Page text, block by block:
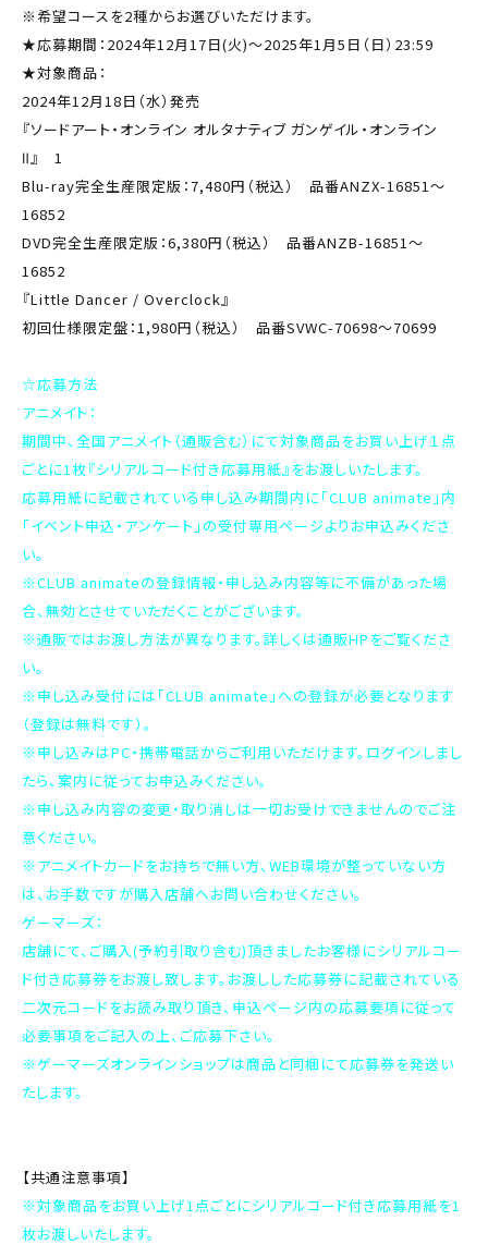
※希望コースを2種からお選びいただけます。
★応募期間：2024年12月17日(火)～2025年1月5日（日）23:59
★対象商品：
2024年12月18日（水）発売
『ソードアート・オンライン オルタナティブ ガンゲイル・オンライン
Ⅱ』 1
Blu-ray完全生産限定版：7,480円（税込） 品番ANZX-16851～
16852
DVD完全生産限定版：6,380円（税込） 品番ANZB-16851～
16852
『Little Dancer / Overclock』
初回仕様限定盤：1,980円（税込） 品番SVWC-70698〜70699
☆応募方法
アニメイト：
期間中、全国アニメイト（通販含む）にて対象商品をお買い上げ１点
ごとに1枚『シリアルコード付き応募用紙』をお渡しいたします。
応募用紙に記載されている申し込み期間内に「CLUB animate」内
「イベント申込・アンケート」の受付専用ページよりお申込みくださ
い。
※CLUB animateの登録情報・申し込み内容等に不備があった場
合、無効とさせていただくことがございます。
※通販ではお渡し方法が異なります。詳しくは通販HPをご覧くださ
い。
※申し込み受付には「CLUB animate」への登録が必要となります
（登録は無料です）。
※申し込みはPC・携帯電話からご利用いただけます。ログインしまし
たら、案内に従ってお申込みください。
※申し込み内容の変更・取り消しは一切お受けできませんのでご注
意ください。
※アニメイトカードをお持ちで無い方、WEB環境が整っていない方
は、お手数ですが購入店舗へお問い合わせください。
ゲーマーズ：
店舗にて、ご購入(予約引取り含む)頂きましたお客様にシリアルコー
ド付き応募券をお渡し致します。お渡しした応募券に記載されている
二次元コードをお読み取り頂き、申込ページ内の応募要項に従って
必要事項をご記入の上、ご応募下さい。
※ゲーマーズオンラインショップは商品と同梱にて応募券を発送い
たします。
【共通注意事項】
※対象商品をお買い上げ1点ごとにシリアルコード付き応募用紙を1
枚お渡しいたします。